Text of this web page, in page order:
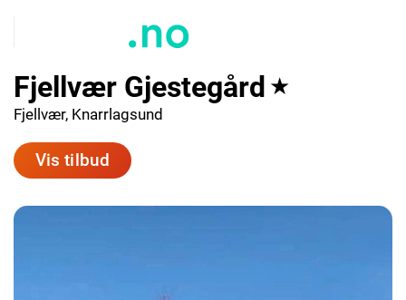
Fjellvær Gjestegård ★
Fjellvær, Knarrlagsund
Vis tilbud